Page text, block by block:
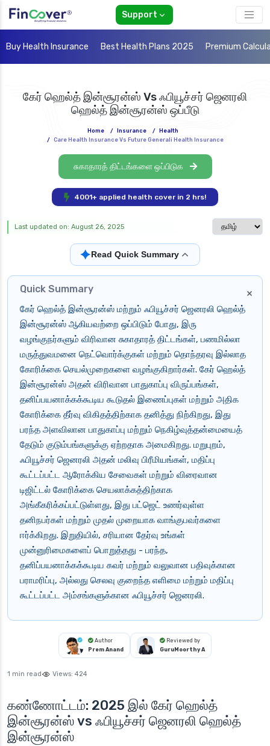
Support
Buy Health Insurance Best Health Plans 2025 Premium
கேர் ஹெல்த் இன்சூரன்ஸ் Vs ஃபியூச்சர் ஜெனரலி
ஹெல்த் இன்சூரன்ஸ் ஒப்பீடு
Home / Insurance /
Health
/ Care Health Insurance Vs Future Generali Health Insurance
சுகாதாரத் திட்டங்களை ஒப்பிடுக
4001+ applied health cover in 2 hrs!
Select
Last updated on: August 26, 2025
✦Read Quick Summary
×
Quick Summary
கேர் ஹெல்த் இன்சூரன்ஸ் மற்றும் ஃபியூச்சர் ஜெனரலி ஹெல்த்
இன்சூரன்ஸ் ஆகியவற்றை ஒப்பிடும் போது, இரு
வழங்குநர்களும் விரிவான சுகாதாரத் திட்டங்கள், பணமில்லா
மருத்துவமனை நெட்வொர்க்குகள் மற்றும் தொந்தரவு இல்லாத
கோரிக்கை செயல்முறைகளை வழங்குகிறார்கள். கேர் ஹெல்த்
இன்சூரன்ஸ் அதன் விரிவான பாதுகாப்பு விருப்பங்கள்,
தனிப்பயனாக்கக்கூடிய கூடுதல் இணைப்புகள் மற்றும் அதிக
கோரிக்கை தீர்வு விகிதத்திற்காக தனித்து நிற்கிறது, இது
பரந்த அளவிலான பாதுகாப்பு மற்றும் நெகிழ்வுத்தன்மையைத்
தேடும் குடும்பங்களுக்கு ஏற்றதாக அமைகிறது. மறுபுறம்,
ஃபியூச்சர் ஜெனரலி அதன் மலிவு பிரீமியங்கள், மதிப்பு
கூட்டப்பட்ட ஆரோக்கிய சேவைகள் மற்றும் விரைவான
டிஜிட்டல் கோரிக்கை செயலாக்கத்திற்காக
அங்கீகரிக்கப்பட்டுள்ளது, இது பட்ஜெட் உணர்வுள்ள
தனிநபர்கள் மற்றும் முதல் முறையாக வாங்குபவர்களை
ஈர்க்கிறது. இறுதியில், சரியான தேர்வு உங்கள்
முன்னுரிமைகளைப் பொறுத்தது - பரந்த,
தனிப்பயனாக்கக்கூடிய கவர் மற்றும் வலுவான பதிவுக்கான
பராமரிப்பு, அல்லது செலவு குறைந்த எளிமை மற்றும் மதிப்பு
கூட்டப்பட்ட அம்சங்களுக்கான ஃபியூச்சர் ஜெனரலி.
Author
Prem Anand
Reviewed by
GuruMoorthy A
1 min read Views: 424
கண்ணோட்டம்: 2025 இல் கேர் ஹெல்த்
இன்சூரன்ஸ் vs ஃபியூச்சர் ஜெனரலி ஹெல்த்
இன்சூரன்ஸ்